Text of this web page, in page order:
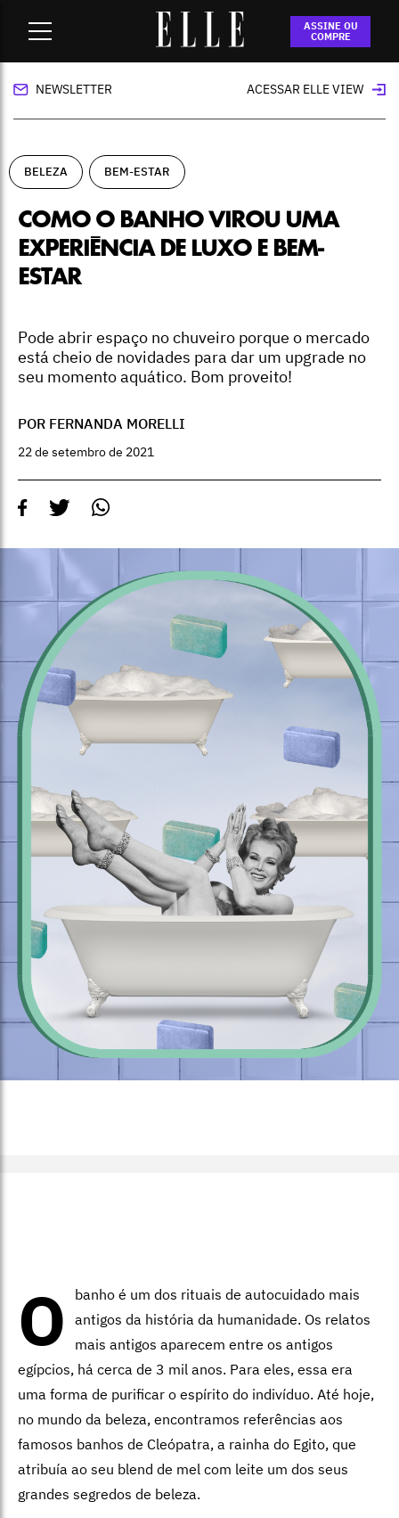
ASSINE OU
COMPRE
Como o banho virou uma experiência de luxo
e bem-estar
NEWSLETTER ACESSAR ELLE VIEW
BELEZA BEM-ESTAR
COMO O BANHO VIROU UMA
EXPERIÊNCIA DE LUXO E BEM-
ESTAR
Pode abrir espaço no chuveiro porque o mercado
está cheio de novidades para dar um upgrade no
seu momento aquático. Bom proveito!
POR FERNANDA MORELLI
22 de setembro de 2021
O
banho é um dos rituais de autocuidado mais
antigos da história da humanidade. Os relatos
mais antigos aparecem entre os antigos
egípcios, há cerca de 3 mil anos. Para eles, essa era
uma forma de purificar o espírito do indivíduo. Até hoje,
no mundo da beleza, encontramos referências aos
famosos banhos de Cleópatra, a rainha do Egito, que
atribuía ao seu blend de mel com leite um dos seus
grandes segredos de beleza.